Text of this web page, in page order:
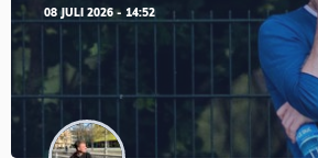
08 JULI 2026 - 14:52